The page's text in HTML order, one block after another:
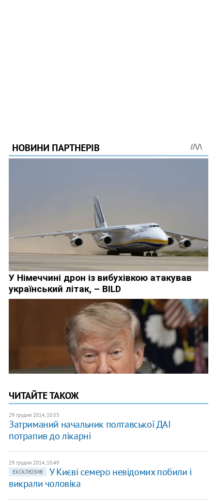
ЧИТАЙТЕ ТАКОЖ
29 грудня 2014, 10:53
Затриманий начальник полтавської ДАІ
потрапив до лікарні
29 грудня 2014, 10:49
ЕКСКЛЮЗИВ
У Києві семеро невідомих побили і
викрали чоловіка